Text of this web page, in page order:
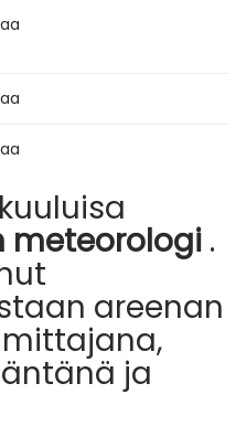
meteorologi .
​​areenan
ja